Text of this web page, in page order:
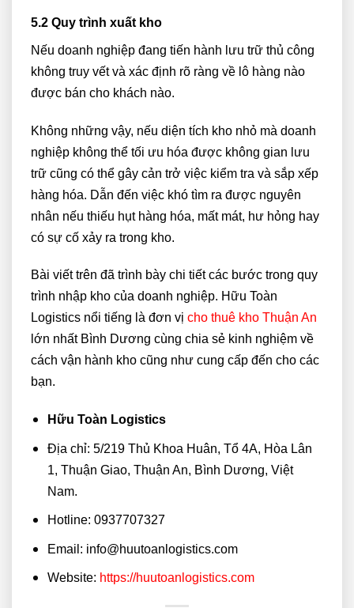
5.2 Quy trình xuất kho
Nếu doanh nghiệp đang tiến hành lưu trữ thủ công
không truy vết và xác định rõ ràng về lô hàng nào
được bán cho khách nào.
Không những vậy, nếu diện tích kho nhỏ mà doanh
nghiệp không thể tối ưu hóa được không gian lưu
trữ cũng có thể gây cản trở việc kiểm tra và sắp xếp
hàng hóa. Dẫn đến việc khó tìm ra được nguyên
nhân nếu thiếu hụt hàng hóa, mất mát, hư hỏng hay
có sự cố xảy ra trong kho.
Bài viết trên đã trình bày chi tiết các bước trong quy
trình nhập kho của doanh nghiệp. Hữu Toàn
Logistics nổi tiếng là đơn vị cho thuê kho Thuận An
lớn nhất Bình Dương cùng chia sẻ kinh nghiệm về
cách vận hành kho cũng như cung cấp đến cho các
bạn.
Hữu Toàn Logistics
Địa chỉ: 5/219 Thủ Khoa Huân, Tổ 4A, Hòa Lân
1, Thuận Giao, Thuận An, Bình Dương, Việt
Nam.
Hotline: 0937707327
Email: info@huutoanlogistics.com
Website: https://huutoanlogistics.com